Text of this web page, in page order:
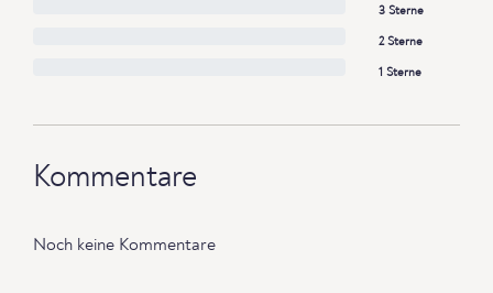
3 Sterne
2 Sterne
1 Sterne
Kommentare
Noch keine Kommentare